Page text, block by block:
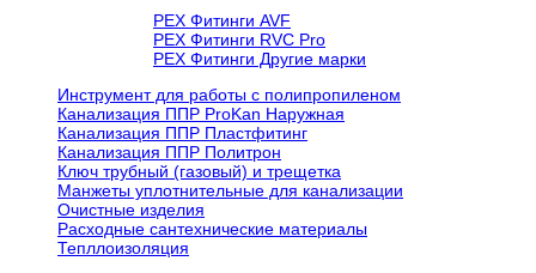
PEX Фитинги AVF
РЕХ Фитинги RVC Pro
РЕХ Фитинги Другие марки
Инструмент для работы с полипропиленом
Канализация ППР ProKan Наружная
Канализация ППР Пластфитинг
Канализация ППР Политрон
Ключ трубный (газовый) и трещетка
Манжеты уплотнительные для канализации
Очистные изделия
Расходные сантехнические материалы
Тепллоизоляция